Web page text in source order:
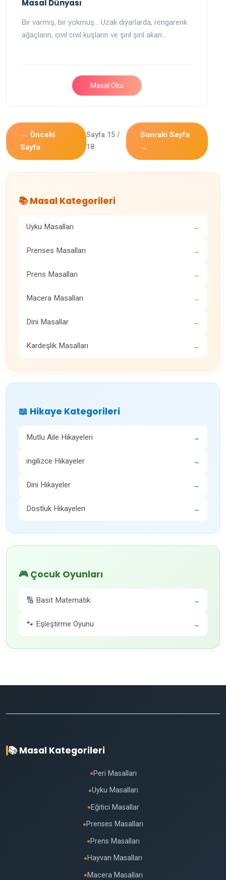
Masal Dünyası
Bir varmış, bir yokmuş… Uzak diyarlarda, rengarenk
ağaçların, cıvıl cıvıl kuşların ve şırıl şırıl akan…
Masal Oku
← Önceki
Sayfa
Sayfa 15 /
18
Sonraki Sayfa
→
📚 Masal Kategorileri
Uyku Masalları →
Prenses Masalları →
Prens Masalları →
Macera Masalları →
Dini Masallar →
Kardeşlik Masalları →
📖 Hikaye Kategorileri
Mutlu Aile Hikayeleri →
ingilizce Hikayeler →
Dini Hikayeler →
Dostluk Hikayeleri →
🎮 Çocuk Oyunları
🔢 Basit Matematik →
🐾 Eşleştirme Oyunu →
📚 Masal Kategorileri
● Peri Masalları
●Uyku Masalları
● Eğitici Masallar
● Prenses Masalları
● Prens Masalları
● Hayvan Masalları
● Macera Masalları